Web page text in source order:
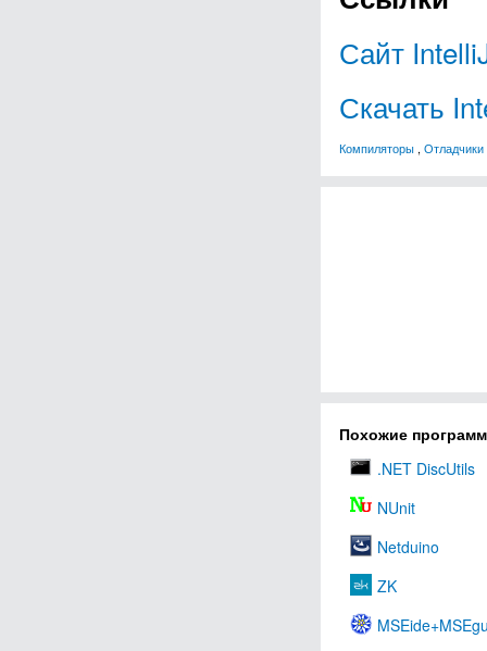
Сайт
Скачать
Компиляторы , Отладчики
Похожие
.NET DiscUtils
NUnit
Netduino
ZK